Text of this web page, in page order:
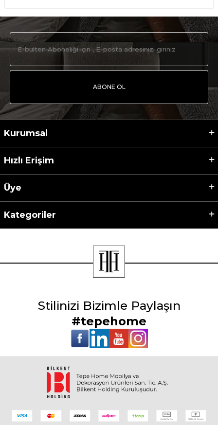
ABONE OL
Kurumsal
Hızlı Erişim
Üye
Kategoriler
Stilinizi Bizimle Paylaşın
#tepehome